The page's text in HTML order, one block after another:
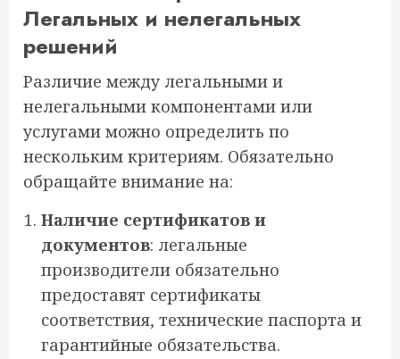
Легальных и нелегальных
решений
Различие между легальными и
нелегальными компонентами или
услугами можно определить по
нескольким критериям. Обязательно
обращайте внимание на:
Наличие сертификатов и
документов: легальные
производители обязательно
предоставят сертификаты
соответствия, технические паспорта и
гарантийные обязательства.